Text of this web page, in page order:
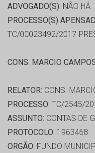
ADVOGADO(S): NÃO HÁ
PROCESSO(S)
TC/00023492/2017
CONS. MARCIO
RELATOR: CONS.
PROCESSO: TC/2545/
ASSUNTO: CONTAS DE
PROTOCOLO: 1963468
ORGÃO: FUNDO